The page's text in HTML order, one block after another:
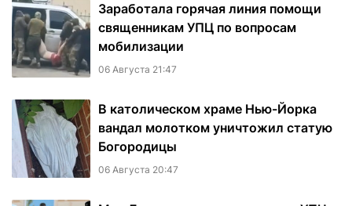
Заработала горячая линия помощи
священникам УПЦ по вопросам
мобилизации
06 Августа 21:47
В католическом храме Нью-Йорка
вандал молотком уничтожил статую
Богородицы
06 Августа 20:47